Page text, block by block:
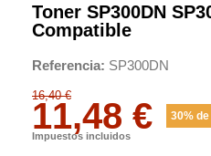
Toner SP300DN
Compatible
Referencia SP300DN
16,40 €
11,48 € 30%
Impuestos incluidos